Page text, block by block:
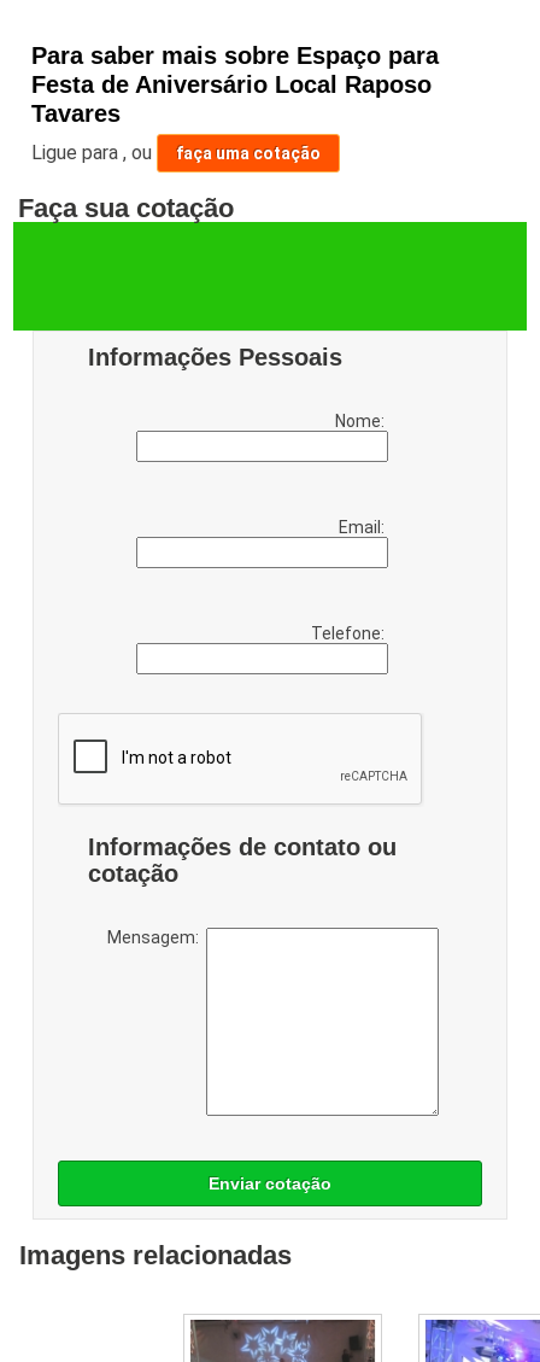
Para saber mais sobre Espaço para
Festa de Aniversário Local Raposo
Tavares
Ligue para,ou faça uma cotação
Faça sua cotação
Informações Pessoais
Nome:
Email:
Telefone:
Informações de contato ou
cotação
Mensagem:
Enviar cotação
Imagens relacionadas